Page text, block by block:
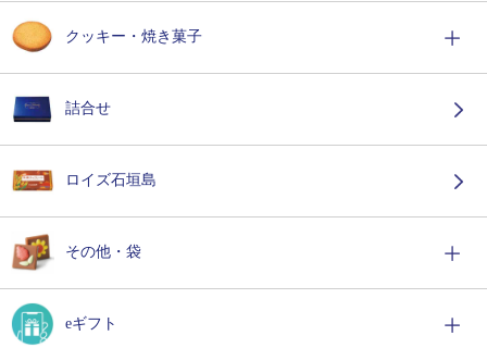
クッキー・焼き菓子
詰合せ
ロイズ石垣島
その他・袋
eギフト